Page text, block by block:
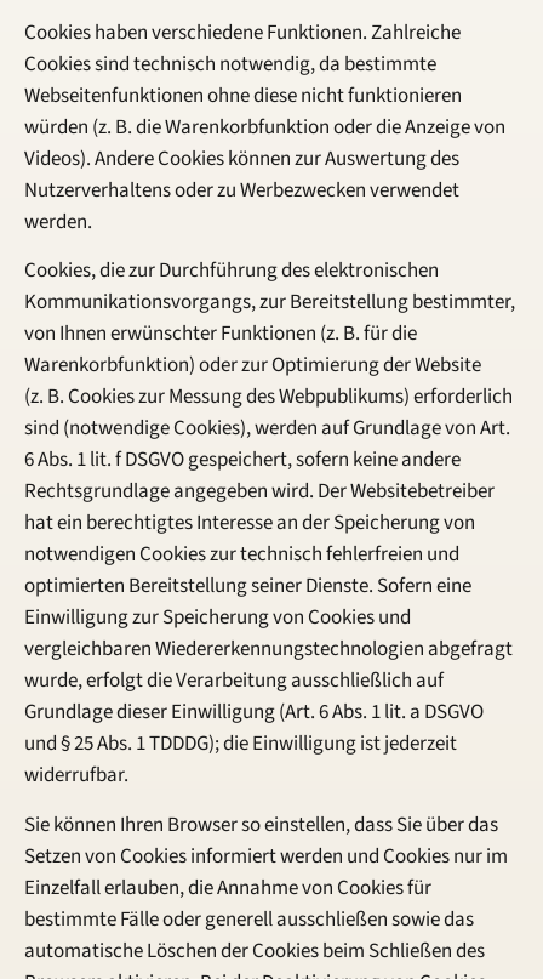
Cookies haben verschiedene Funktionen. Zahlreiche
Cookies sind technisch notwendig, da bestimmte
Webseitenfunktionen ohne diese nicht funktionieren
würden (z. B. die Warenkorbfunktion oder die Anzeige von
Videos). Andere Cookies können zur Auswertung des
Nutzerverhaltens oder zu Werbezwecken verwendet
werden.
Cookies, die zur Durchführung des elektronischen
Kommunikationsvorgangs, zur Bereitstellung bestimmter,
von Ihnen erwünschter Funktionen (z. B. für die
Warenkorbfunktion) oder zur Optimierung der Website
(z. B. Cookies zur Messung des Webpublikums) erforderlich
sind (notwendige Cookies), werden auf Grundlage von Art.
6 Abs. 1 lit. f DSGVO gespeichert, sofern keine andere
Rechtsgrundlage angegeben wird. Der Websitebetreiber
hat ein berechtigtes Interesse an der Speicherung von
notwendigen Cookies zur technisch fehlerfreien und
optimierten Bereitstellung seiner Dienste. Sofern eine
Einwilligung zur Speicherung von Cookies und
vergleichbaren Wiedererkennungstechnologien abgefragt
wurde, erfolgt die Verarbeitung ausschließlich auf
Grundlage dieser Einwilligung (Art. 6 Abs. 1 lit. a DSGVO
und § 25 Abs. 1 TDDDG); die Einwilligung ist jederzeit
widerrufbar.
Sie können Ihren Browser so einstellen, dass Sie über das
Setzen von Cookies informiert werden und Cookies nur im
Einzelfall erlauben, die Annahme von Cookies für
bestimmte Fälle oder generell ausschließen sowie das
automatische Löschen der Cookies beim Schließen des